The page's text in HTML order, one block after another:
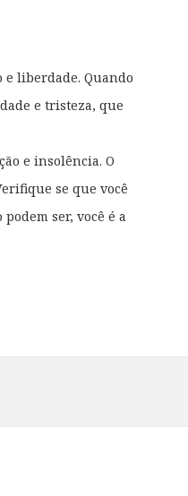
e liberdade. Quando
e tristeza, que
e insolência. O
se que você
ser, você é a